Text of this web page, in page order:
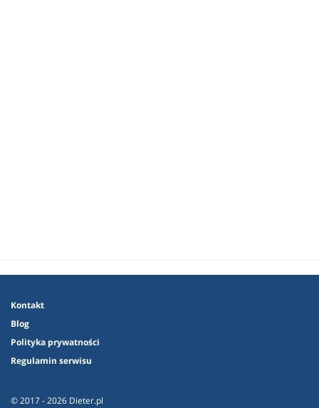
Kontakt
Blog
Polityka prywatności
Regulamin serwisu
© 2017 - 2026 Dieter.pl